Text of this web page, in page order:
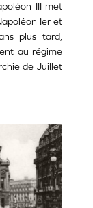
III met
Ier et
plus tard,
au régime
de Juillet